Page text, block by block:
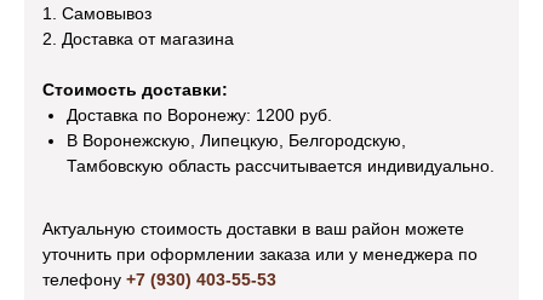
1. Самовывоз
2. Доставка от магазина
Стоимость доставки:
Доставка по Воронежу: 1200 руб.
В Воронежскую, Липецкую, Белгородскую,
Тамбовскую область рассчитывается индивидуально.
Актуальную стоимость доставки в ваш район можете
уточнить при оформлении заказа или у менеджера по
телефону +7 (930) 403-55-53